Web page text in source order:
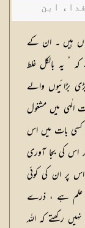
ابن
ہیں ۔ ان کے
’ یہ بالکل غلط
بڑائیوں والے
الٰہی میں مشغول
کسی بات میں اس
اس کی بجا آوری
پر ان کی کوئی
علم ہے ، ذرے
رکھتے کہ اللہ